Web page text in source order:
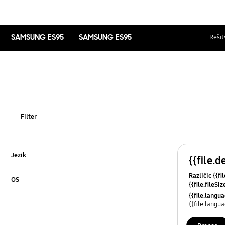
SAMSUNG ES95 SAMSUNG ES95
Filter
Jezik
OS
Različic